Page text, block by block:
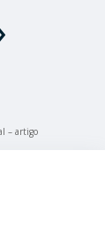
– artigo